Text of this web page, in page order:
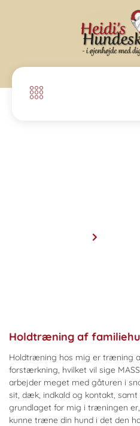
Holdtræning af
Holdtræning hos mig er træning
forstærkning, hvilket vil sige
arbejder meget med gåturen i
sit, dæk, indkald og kontakt, samt
grundlaget for mig i træningen
kunne træne din hund i det den